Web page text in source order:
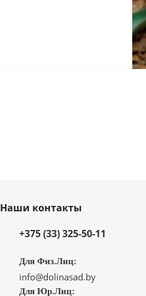
Наши контакты
+375 (33) 325-50-11
Для Физ.Лиц:
info@dolinasad.by
Для Юр.Лиц: